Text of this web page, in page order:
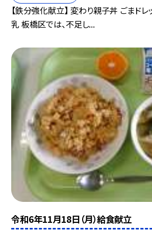
【鉄分強化献立】 変わり親子丼 ごまド
乳 板橋区では、不足し...
令和6年11月18日（月）給食献立